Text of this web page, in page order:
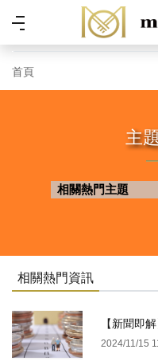
Skip to main content
功
首頁
主
相關熱門主題
相關熱門資訊
【新聞即
2024/11/15